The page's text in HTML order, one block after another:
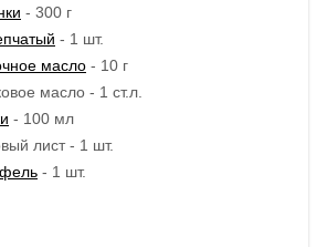
- 300 г
- 1 шт.
масло - 10 г
масло - 1 ст.л.
- 100 мл
лист - 1 шт.
- 1 шт.